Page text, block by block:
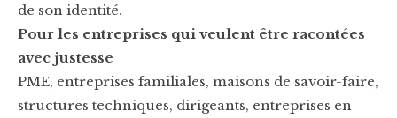
de son identité.
Pour les entreprises qui veulent être racontées
avec justesse
PME, entreprises familiales, maisons de savoir-faire,
structures techniques, dirigeants, entreprises en